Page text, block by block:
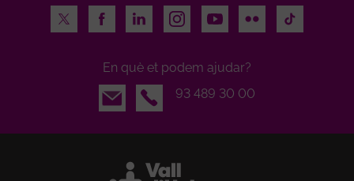
Twitter
FacebookLinkedInInstagramYoutubeFlickr TikTok
En què et podem ajudar?
Email
93 489 30 00